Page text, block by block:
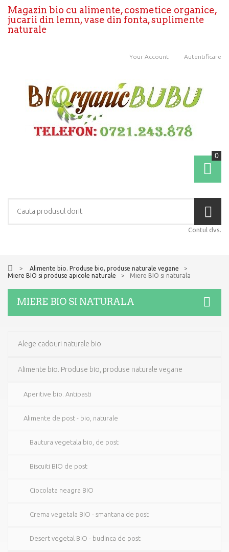
Magazin bio cu alimente, cosmetice organice,
jucarii din lemn, vase din fonta, suplimente
naturale
Autentificare
Your Account
0
Contul dvs.
> Alimente bio. Produse bio, produse naturale vegane
>
Miere BIO si produse apicole naturale
> Miere BIO si naturala
MIERE BIO SI NATURALA
Alege cadouri naturale bio
Alimente bio. Produse bio, produse naturale vegane
Aperitive bio. Antipasti
Alimente de post - bio, naturale
Bautura vegetala bio, de post
Biscuiti BIO de post
Ciocolata neagra BIO
Crema vegetala BIO - smantana de post
Desert vegetal BIO - budinca de post